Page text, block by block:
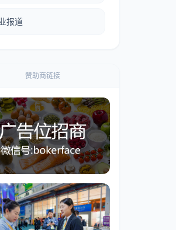
报道
赞助商链接